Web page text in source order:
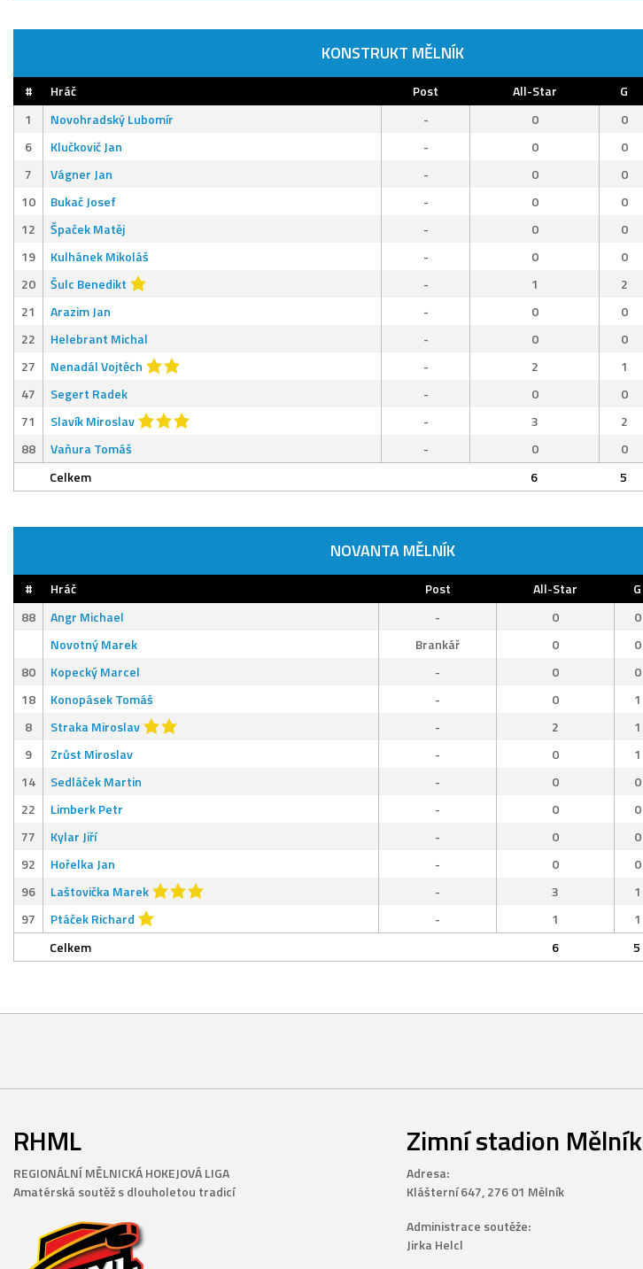
KONSTRUKT MĚLNÍK
# Hráč Post All-Star G
1
Novohradský Lubomír - 0 0
6
Klučkovič Jan - 0 0
7
Vágner Jan - 0 0
10
Bukač Josef - 0 0
12
Špaček Matěj - 0 0
19
Kulhánek Mikoláš - 0 0
20
Šulc Benedikt - 1 2
21
Arazim Jan - 0 0
22
Helebrant Michal - 0 0
27
Nenadál Vojtěch - 2 1
47
Segert Radek - 0 0
71
Slavík Miroslav - 3 2
88
Vaňura Tomáš - 0 0
Celkem
6 5
NOVANTA MĚLNÍK
# Hráč Post All-Star G
88
Angr Michael - 0 0
Novotný Marek
Brankář 0 0
80
Kopecký Marcel - 0 0
18
Konopásek Tomáš - 0 1
8
Straka Miroslav - 2 1
9
Zrůst Miroslav - 0 1
14
Sedláček Martin - 0 0
22
Limberk Petr - 0 0
77
Kylar Jiří - 0 0
92
Hořelka Jan - 0 0
96
Laštovička Marek - 3 1
97
Ptáček Richard - 1 1
Celkem
6 5
RHML
REGIONÁLNÍ MĚLNICKÁ HOKEJOVÁ LIGA
Amatérská soutěž s dlouholetou tradicí
Zimní stadion Mělník
Adresa:
Klášterní 647, 276 01 Mělník
Administrace soutěže:
Jirka Helcl